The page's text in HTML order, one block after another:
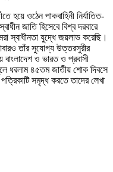
হয়ে ওঠেন পাকবাহিনী নির্যাতিত-
জাতি হিসেবে বিশ্ব দরবারে
স্বাধীনতা যুদ্ধে জয়লাভ করেছি।
তাঁর সুযোগ্য উত্তরসুরীর
বাংলাদেশ ও ভারত ও প্রবাসী
তুলে ধরলাম ৪৫তম জাতীয় শোক দিবসে
সমৃদ্ধ করতে তাদের লেখা